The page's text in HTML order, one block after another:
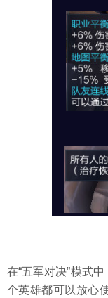
在“五军对决”模式
个英雄都可以放心